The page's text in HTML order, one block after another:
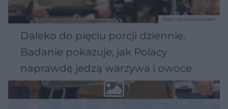
Daleko do pięciu porcji dziennie.
Badanie pokazuje, jak Polacy
naprawdę jedzą warzywa i owoce
TEKST SPONSOROWANY